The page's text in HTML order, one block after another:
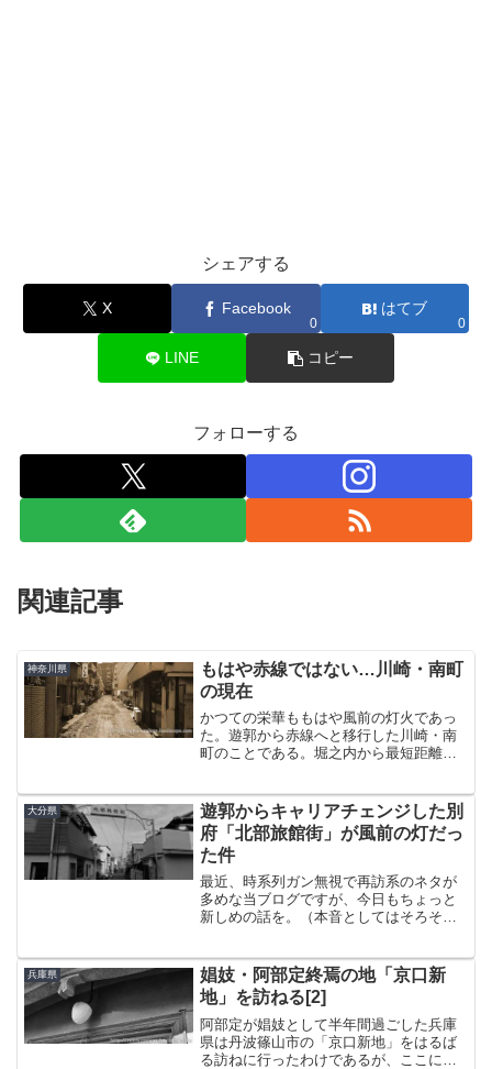
シェアする
X Facebook
0
はてブ
0
LINE コピー
フォローする
関連記事
神奈川県
もはや赤線ではない…川崎・南町
の現在
かつての栄華ももはや風前の灯火であっ
た。遊郭から赤線へと移行した川崎・南
町のことである。堀之内から最短距離で
びる新川通り（さいか屋の前の道）をま
っすぐ進み、このオリジン...
大分県
遊郭からキャリアチェンジした別
府「北部旅館街」が風前の灯だっ
た件
最近、時系列ガン無視で再訪系のネタが
多めな当ブログですが、今日もちょっと
新しめの話を。（本音としてはそろそろ
策、別府泊日曜：レンタカーで宮崎方面
へ、フェリー月曜：朝イ...
兵庫県
娼妓・阿部定終焉の地「京口新
地」を訪ねる[2]
阿部定が娼妓として半年間過ごした兵庫
県は丹波篠山市の「京口新地」をはるば
る訪ねに行ったわけであるが、ここには